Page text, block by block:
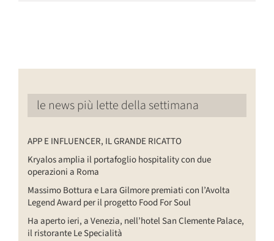
le news più lette della settimana
APP E INFLUENCER, IL GRANDE RICATTO
Kryalos amplia il portafoglio hospitality con due
operazioni a Roma
Massimo Bottura e Lara Gilmore premiati con l’Avolta
Legend Award per il progetto Food For Soul
Ha aperto ieri, a Venezia, nell’hotel San Clemente Palace,
il ristorante Le Specialità